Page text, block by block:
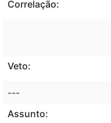
Correlação:
Veto:
---
Assunto: